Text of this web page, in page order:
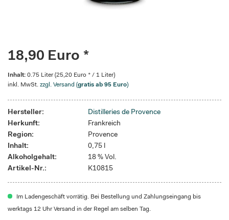
18,90 Euro *
Inhalt: 0.75 Liter (25,20 Euro * / 1 Liter)
inkl. MwSt. zzgl. Versand (gratis ab 95 Euro)
Hersteller:
Distilleries de Provence
Herkunft:
Frankreich
Region:
Provence
Inhalt:
0,75 l
Alkoholgehalt:
18 % Vol.
Artikel-Nr.:
K10815
Im Ladengeschäft vorrätig. Bei Bestellung und Zahlungseingang bis
werktags 12 Uhr Versand in der Regel am selben Tag.